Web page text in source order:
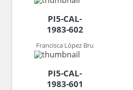
PI5-CAL-
1983-602
Francisca López Bru
PI5-CAL-
1983-601